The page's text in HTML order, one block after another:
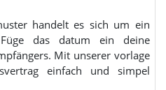
handelt es sich um ein
das datum ein deine
Mit unserer vorlage
einfach und simpel